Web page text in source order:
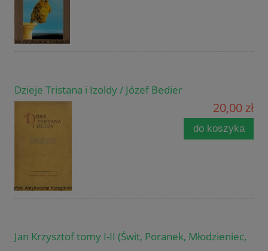
Dzieje Tristana i Izoldy / Józef Bedier
20,00 zł
do koszyka
Jan Krzysztof tomy I-II (Świt, Poranek, Młodzieniec,